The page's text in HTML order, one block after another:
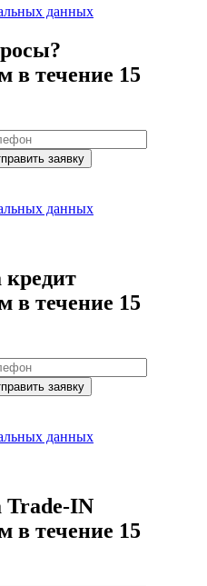
данных
в течение 15
заявку
данных
кредит
в течение 15
заявку
данных
Trade-IN
в течение 15